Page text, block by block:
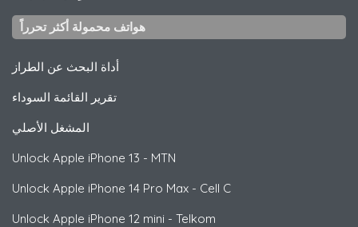
هواتف محمولة أكثر تحرراً
أداة البحث عن الطراز
تقرير القائمة السوداء
المشغل الأصلي
Unlock Apple iPhone 13 - MTN
Unlock Apple iPhone 14 Pro Max - Cell C
Unlock Apple iPhone 12 mini - Telkom